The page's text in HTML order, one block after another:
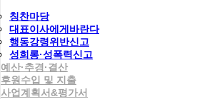
칭찬마당
대표이사에게바란다
행동강령위반신고
성희롱·성폭력신고
예산·추경·결산
후원수입 및 지출
사업계획서&평가서